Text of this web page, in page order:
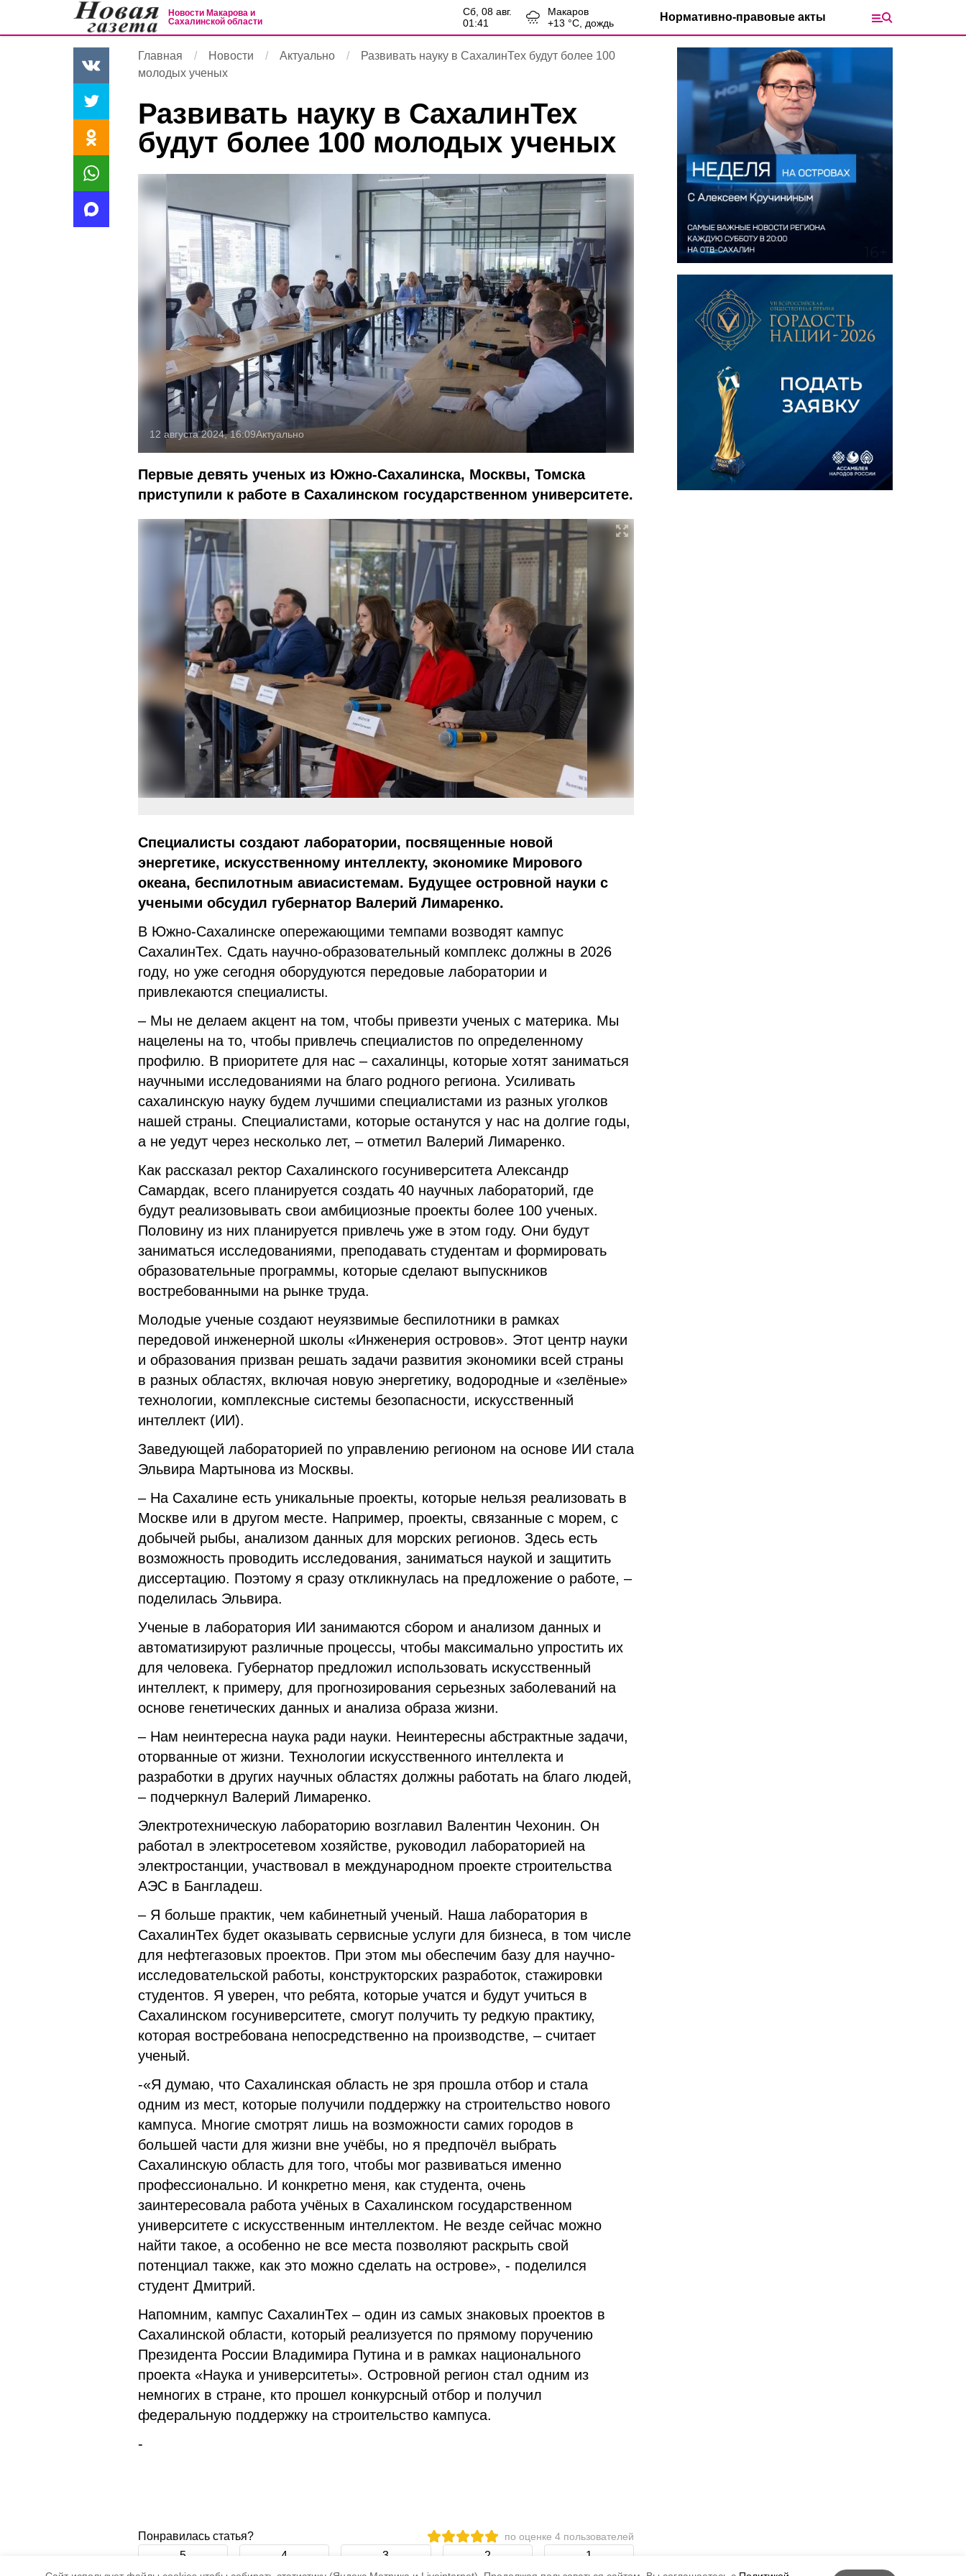
Новости Макарова и
Сахалинской области
сб, 08 авг.
01:41
Макаров
+13 °С, дождь Нормативно-правовые акты
Главная Новости Актуально
Развивать науку в СахалинТех будут более 100
молодых ученых
Развивать науку в СахалинТех
будут более 100 молодых ученых
12 августа 2024, 16:09Актуально
Первые девять ученых из Южно-Сахалинска, Москвы, Томска
приступили к работе в Сахалинском государственном университете.
Специалисты создают лаборатории, посвященные новой
энергетике, искусственному интеллекту, экономике Мирового
океана, беспилотным авиасистемам. Будущее островной науки с
учеными обсудил губернатор Валерий Лимаренко.
В Южно-Сахалинске опережающими темпами возводят кампус
СахалинТех. Сдать научно-образовательный комплекс должны в 2026
году, но уже сегодня оборудуются передовые лаборатории и
привлекаются специалисты.
– Мы не делаем акцент на том, чтобы привезти ученых с материка. Мы
нацелены на то, чтобы привлечь специалистов по определенному
профилю. В приоритете для нас – сахалинцы, которые хотят заниматься
научными исследованиями на благо родного региона. Усиливать
сахалинскую науку будем лучшими специалистами из разных уголков
нашей страны. Специалистами, которые останутся у нас на долгие годы,
а не уедут через несколько лет, – отметил Валерий Лимаренко.
Как рассказал ректор Сахалинского госуниверситета Александр
Самардак, всего планируется создать 40 научных лабораторий, где
будут реализовывать свои амбициозные проекты более 100 ученых.
Половину из них планируется привлечь уже в этом году. Они будут
заниматься исследованиями, преподавать студентам и формировать
образовательные программы, которые сделают выпускников
востребованными на рынке труда.
Молодые ученые создают неуязвимые беспилотники в рамках
передовой инженерной школы «Инженерия островов». Этот центр науки
и образования призван решать задачи развития экономики всей страны
в разных областях, включая новую энергетику, водородные и «зелёные»
технологии, комплексные системы безопасности, искусственный
интеллект (ИИ).
Заведующей лабораторией по управлению регионом на основе ИИ стала
Эльвира Мартынова из Москвы.
– На Сахалине есть уникальные проекты, которые нельзя реализовать в
Москве или в другом месте. Например, проекты, связанные с морем, с
добычей рыбы, анализом данных для морских регионов. Здесь есть
возможность проводить исследования, заниматься наукой и защитить
диссертацию. Поэтому я сразу откликнулась на предложение о работе, –
поделилась Эльвира.
Ученые в лаборатория ИИ занимаются сбором и анализом данных и
автоматизируют различные процессы, чтобы максимально упростить их
для человека. Губернатор предложил использовать искусственный
интеллект, к примеру, для прогнозирования серьезных заболеваний на
основе генетических данных и анализа образа жизни.
– Нам неинтересна наука ради науки. Неинтересны абстрактные задачи,
оторванные от жизни. Технологии искусственного интеллекта и
разработки в других научных областях должны работать на благо людей,
– подчеркнул Валерий Лимаренко.
Электротехническую лабораторию возглавил Валентин Чехонин. Он
работал в электросетевом хозяйстве, руководил лабораторией на
электростанции, участвовал в международном проекте строительства
АЭС в Бангладеш.
– Я больше практик, чем кабинетный ученый. Наша лаборатория в
СахалинТех будет оказывать сервисные услуги для бизнеса, в том числе
для нефтегазовых проектов. При этом мы обеспечим базу для научно-
исследовательской работы, конструкторских разработок, стажировки
студентов. Я уверен, что ребята, которые учатся и будут учиться в
Сахалинском госуниверситете, смогут получить ту редкую практику,
которая востребована непосредственно на производстве, – считает
ученый.
-«Я думаю, что Сахалинская область не зря прошла отбор и стала
одним из мест, которые получили поддержку на строительство нового
кампуса. Многие смотрят лишь на возможности самих городов в
большей части для жизни вне учёбы, но я предпочёл выбрать
Сахалинскую область для того, чтобы мог развиваться именно
профессионально. И конкретно меня, как студента, очень
заинтересовала работа учёных в Сахалинском государственном
университете с искусственным интеллектом. Не везде сейчас можно
найти такое, а особенно не все места позволяют раскрыть свой
потенциал также, как это можно сделать на острове», - поделился
студент Дмитрий.
Напомним, кампус СахалинТех – один из самых знаковых проектов в
Сахалинской области, который реализуется по прямому поручению
Президента России Владимира Путина и в рамках национального
проекта «Наука и университеты». Островной регион стал одним из
немногих в стране, кто прошел конкурсный отбор и получил
федеральную поддержку на строительство кампуса.
-
Понравилась статья? по оценке 4 пользователей
5 4 3 2 1